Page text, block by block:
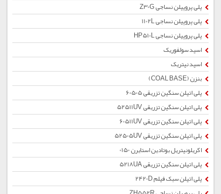
پلی پروپیلن نساجی Z30G
پلی پروپیلن نساجی 1102L
پلی پروپیلن نساجی HP510L
اسید سولفوریک
اسید نیتریک
بنزن (COAL BASE)
پلی اتیلن سنگین تزریقی 60505
پلی اتیلن سنگین تزریقی 52511UV
پلی اتیلن سنگین تزریقی 60511UV
پلی اتیلن سنگین تزریقی 52505UV
اکریلونیتریل بوتادین استایرن 0150
پلی اتیلن سنگین تزریقی 5218UA
پلی اتیلن سبک فیلم 2420D